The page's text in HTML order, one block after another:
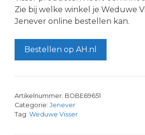
Zie bij welke winkel je Weduwe
Jenever online bestellen kan.
Bestellen op AH.nl
Artikelnummer: BOBE69651
Categorie: Jenever
Tag: Weduwe Visser